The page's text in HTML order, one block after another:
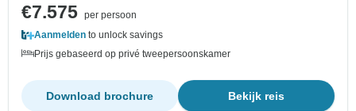
€7.575 per persoon
Aanmelden to unlock savings
Prijs gebaseerd op privé tweepersoonskamer
Bekijk reis
Download brochure